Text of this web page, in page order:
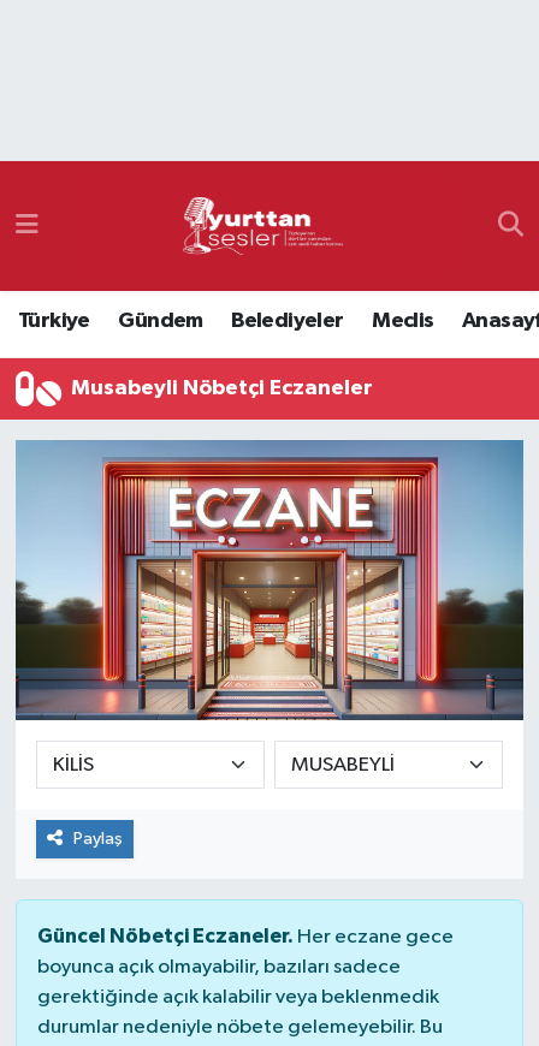
Türkiye Gündem Belediyeler Meclis
Musabeyli Nöbetçi Eczaneler
Paylaş
Güncel Nöbetçi Eczaneler. Her eczane gece
boyunca açık olmayabilir, bazıları sadece
gerektiğinde açık kalabilir veya beklenmedik
durumlar nedeniyle nöbete gelemeyebilir. Bu
Namaz Vakitleri
Süper Lig Puan Durumu ve Fikstür
Tüm Manşetler
Son Dakika Haberleri
Haber Arşivi